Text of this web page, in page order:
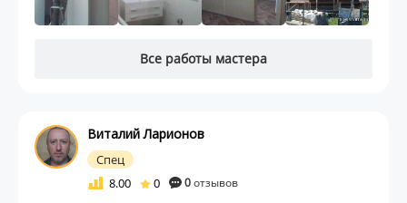
Все работы мастера
Виталий Ларионов
Спец
8.00
0 0отзывов